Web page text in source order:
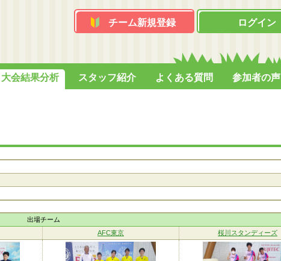
チーム新規登録 ログイン
大会結果分析 スタッフ紹介 よくある質問 参加者の声
出場チーム
AFC東京 桜川スタンディーズ